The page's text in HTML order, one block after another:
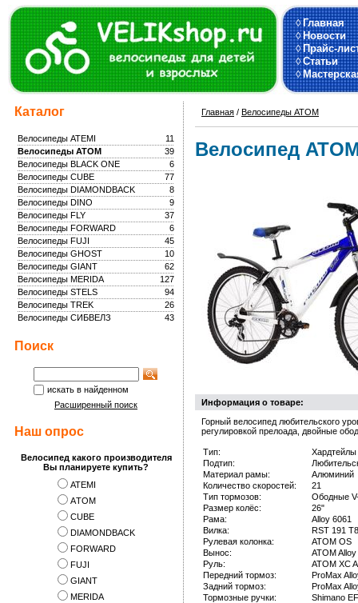
◊Главная
◊Новости
◊Прайс-
◊Статьи
◊
Каталог
11
Велосипеды ATEMI
39
Велосипеды ATOM
6
Велосипеды BLACK ONE
77
Велосипеды CUBE
8
Велосипеды DIAMONDBACK
9
Велосипеды DINO
37
Велосипеды FLY
6
Велосипеды FORWARD
45
Велосипеды FUJI
10
Велосипеды GHOST
62
Велосипеды GIANT
127
Велосипеды MERIDA
94
Велосипеды STELS
26
Велосипеды TREK
43
Велосипеды СИБВЕЛЗ
Поиск
искать в найденном
Расширенный поиск
Наш опрос
Велосипед какого производителя
Вы планируете купить?
ATEMI
АTOM
CUBE
DIAMONDBACK
FORWARD
FUJI
GIANT
MERIDA
Главная / Велосипеды ATOM
Велосипед
Информация о товаре:
Горный велосипед любительского
регулировкой прелоада, двойные
Тип:
Подтип:
Материал рамы:
Алюминий
Количество скоростей:
21
Тип тормозов:
Ободные
Размер колёс:
26"
Рама:
Alloy 6061
Вилка:
RST 191
Рулевая колонка:
ATOM OS
Вынос:
ATOM
Руль:
ATOM XC
Передний тормоз:
ProMax
Задний тормоз:
ProMax
Тормозные ручки:
Shimano